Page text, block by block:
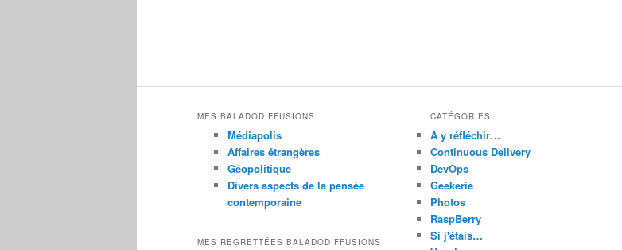
MES BALADODIFFUSIONS
Médiapolis
Affaires étrangères
Géopolitique
Divers aspects de la pensée
contemporaine
MES REGRETTÉES BALADODIFFUSIONS
CATÉGORIES
A y réfléchir…
Continuous Delivery
DevOps
Geekerie
Photos
RaspBerry
Si j'étais…